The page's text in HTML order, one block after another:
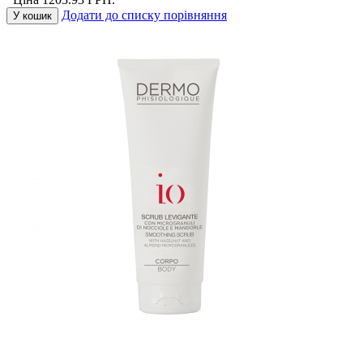
У кошик Додати до списку порівняння